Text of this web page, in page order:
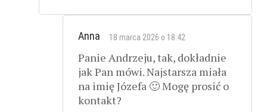
Anna 18 marca 2026 o 18:42
Panie Andrzeju, tak, dokładnie
jak Pan mówi. Najstarsza miała
na imię Józefa 🙂 Mogę prosić o
kontakt?